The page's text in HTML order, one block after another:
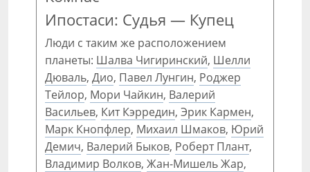
Ипостаси: Судья — Купец
Люди с таким же расположением
планеты: Шалва Чигиринский, Шелли
Дюваль, Дио, Павел Лунгин, Роджер
Тейлор, Мори Чайкин, Валерий
Васильев, Кит Кэрредин, Эрик Кармен,
Марк Кнопфлер, Михаил Шмаков, Юрий
Демич, Валерий Быков, Роберт Плант,
Владимир Волков, Жан-Мишель Жар,